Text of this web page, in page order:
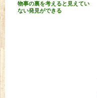
物事の裏を考えると見えてい
ない発見ができる